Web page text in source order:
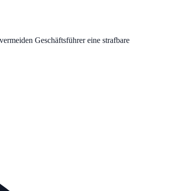
Geschäftsführer eine strafbare